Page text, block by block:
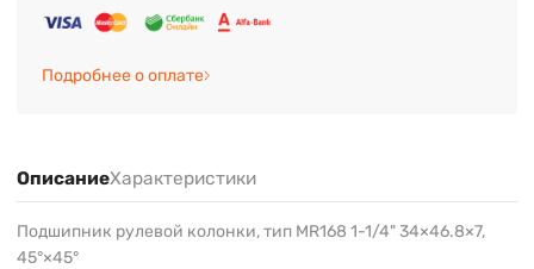
Подробнее о оплате
ОписаниеХарактеристики
Подшипник рулевой колонки, тип MR168 1-1/4" 34×46.8×7,
45°×45°